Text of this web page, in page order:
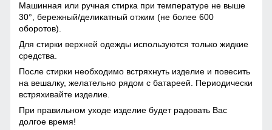
Это практичное и удобное решение для повседневного
использования. Они легко вмещают телефон, перчатки и
другие необходимые мелочи, позволяя обойтись без
сумки. Карманы расположены удобно и защищены от
ветра, что делает их идеальными для холодной погоды.
Материал подкладки!
Плотный полиэстер — тёплый, износостойкий и приятный
41
63
50
Материал подкладки
Материал подкладки
капюшона
Полиэстер
Материал подкладки
кармана
Полиэстер
Материал наполнителя
Машинная или ручная стирка при температуре не выше
30°, бережный/деликатный отжим (не более 600
оборотов).
Для стирки верхней одежды используются только жидкие
средства.
После стирки необходимо встряхнуть изделие и повесить
на вешалку, желательно рядом с батареей. Периодически
встряхивайте изделие.
При правильном уходе изделие будет радовать Вас
долгое время!